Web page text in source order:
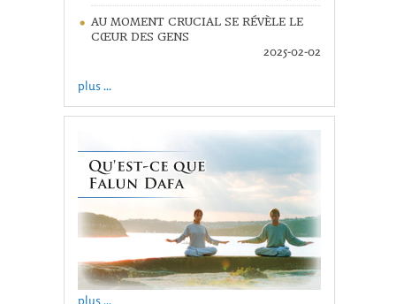
AU MOMENT CRUCIAL SE RÉVÈLE LE
CŒUR DES GENS
2025-02-02
plus ...
plus ...